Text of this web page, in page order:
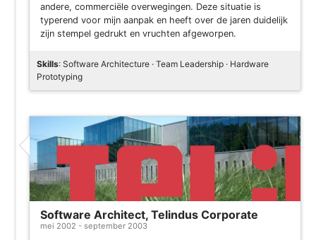
andere, commerciële overwegingen. Deze situatie is
typerend voor mijn aanpak en heeft over de jaren duidelijk
zijn stempel gedrukt en vruchten afgeworpen.
Skills: Software Architecture · Team Leadership · Hardware
Prototyping
Software Architect, Telindus Corporate
mei 2002 - september 2003